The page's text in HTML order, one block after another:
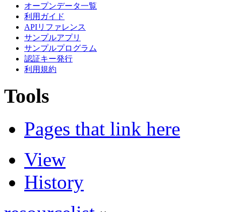
オープンデータ一覧
利用ガイド
APIリファレンス
サンプルアプリ
サンプルプログラム
認証キー発行
利用規約
Tools
Pages that link here
View
History